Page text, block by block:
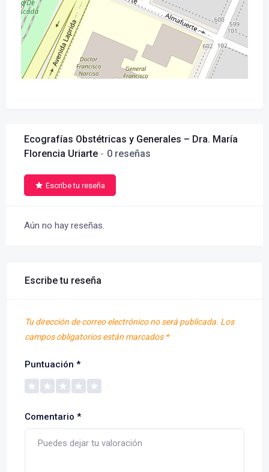
Ecografías Obstétricas y Generales – Dra. María
Florencia Uriarte
0 reseñas
Escribe tu reseña
Aún no hay reseñas.
Escribe tu reseña
Tu dirección de correo electrónico no será publicada. Los
campos obligatorios están marcados *
Puntuación *
Comentario *